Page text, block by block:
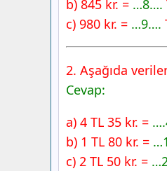
b) 845 kr. = …8….
c) 980 kr. = …9….
2. Aşağıda
Cevap:
a) 4 TL 35 kr. =
b) 1 TL 80 kr. =
c) 2 TL 50 kr. =